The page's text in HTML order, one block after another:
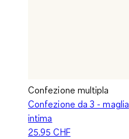
Confezione multipla
Confezione da 3 - maglia
intima
25.95 CHF